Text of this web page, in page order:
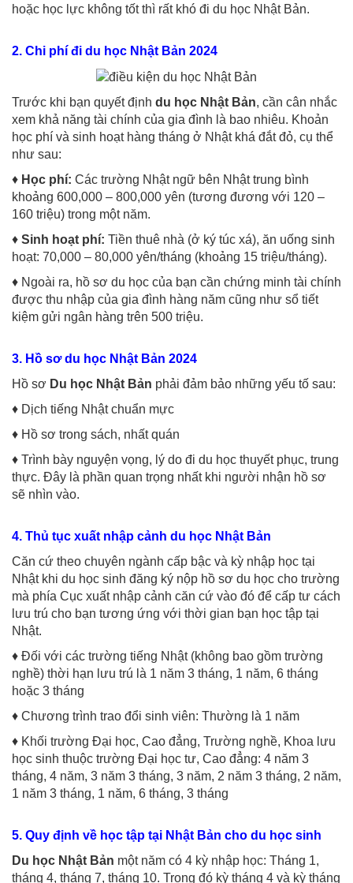
hoặc học lực không tốt thì rất khó đi du học Nhật Bản.
2. Chi phí đi du học Nhật Bản 2024
Trước khi bạn quyết định du học Nhật Bản, cần cân nhắc
xem khả năng tài chính của gia đình là bao nhiêu. Khoản
học phí và sinh hoạt hàng tháng ở Nhật khá đắt đỏ, cụ thể
như sau:
♦ Học phí: Các trường Nhật ngữ bên Nhật trung bình
khoảng 600,000 – 800,000 yên (tương đương với 120 –
160 triệu) trong một năm.
♦ Sinh hoạt phí: Tiền thuê nhà (ở ký túc xá), ăn uống sinh
hoạt: 70,000 – 80,000 yên/tháng (khoảng 15 triệu/tháng).
♦ Ngoài ra, hồ sơ du học của bạn cần chứng minh tài chính
được thu nhập của gia đình hàng năm cũng như sổ tiết
kiệm gửi ngân hàng trên 500 triệu.
3. Hồ sơ du học Nhật Bản 2024
Hồ sơ Du học Nhật Bản phải đảm bảo những yếu tố sau:
♦ Dịch tiếng Nhật chuẩn mực
♦ Hồ sơ trong sách, nhất quán
♦ Trình bày nguyện vọng, lý do đi du học thuyết phục, trung
thực. Đây là phần quan trọng nhất khi người nhận hồ sơ
sẽ nhìn vào.
4. Thủ tục xuất nhập cảnh du học Nhật Bản
Căn cứ theo chuyên ngành cấp bậc và kỳ nhập học tại
Nhật khi du học sinh đăng ký nộp hồ sơ du học cho trường
mà phía Cục xuất nhập cảnh căn cứ vào đó để cấp tư cách
lưu trú cho bạn tương ứng với thời gian bạn học tập tại
Nhật.
♦ Đối với các trường tiếng Nhật (không bao gồm trường
nghề) thời hạn lưu trú là 1 năm 3 tháng, 1 năm, 6 tháng
hoặc 3 tháng
♦ Chương trình trao đổi sinh viên: Thường là 1 năm
♦ Khối trường Đại học, Cao đẳng, Trường nghề, Khoa lưu
học sinh thuộc trường Đại học tư, Cao đẳng: 4 năm 3
tháng, 4 năm, 3 năm 3 tháng, 3 năm, 2 năm 3 tháng, 2 năm,
1 năm 3 tháng, 1 năm, 6 tháng, 3 tháng
5. Quy định về học tập tại Nhật Bản cho du học sinh
Du học Nhật Bản một năm có 4 kỳ nhập học: Tháng 1,
tháng 4, tháng 7, tháng 10. Trong đó kỳ tháng 4 và kỳ tháng